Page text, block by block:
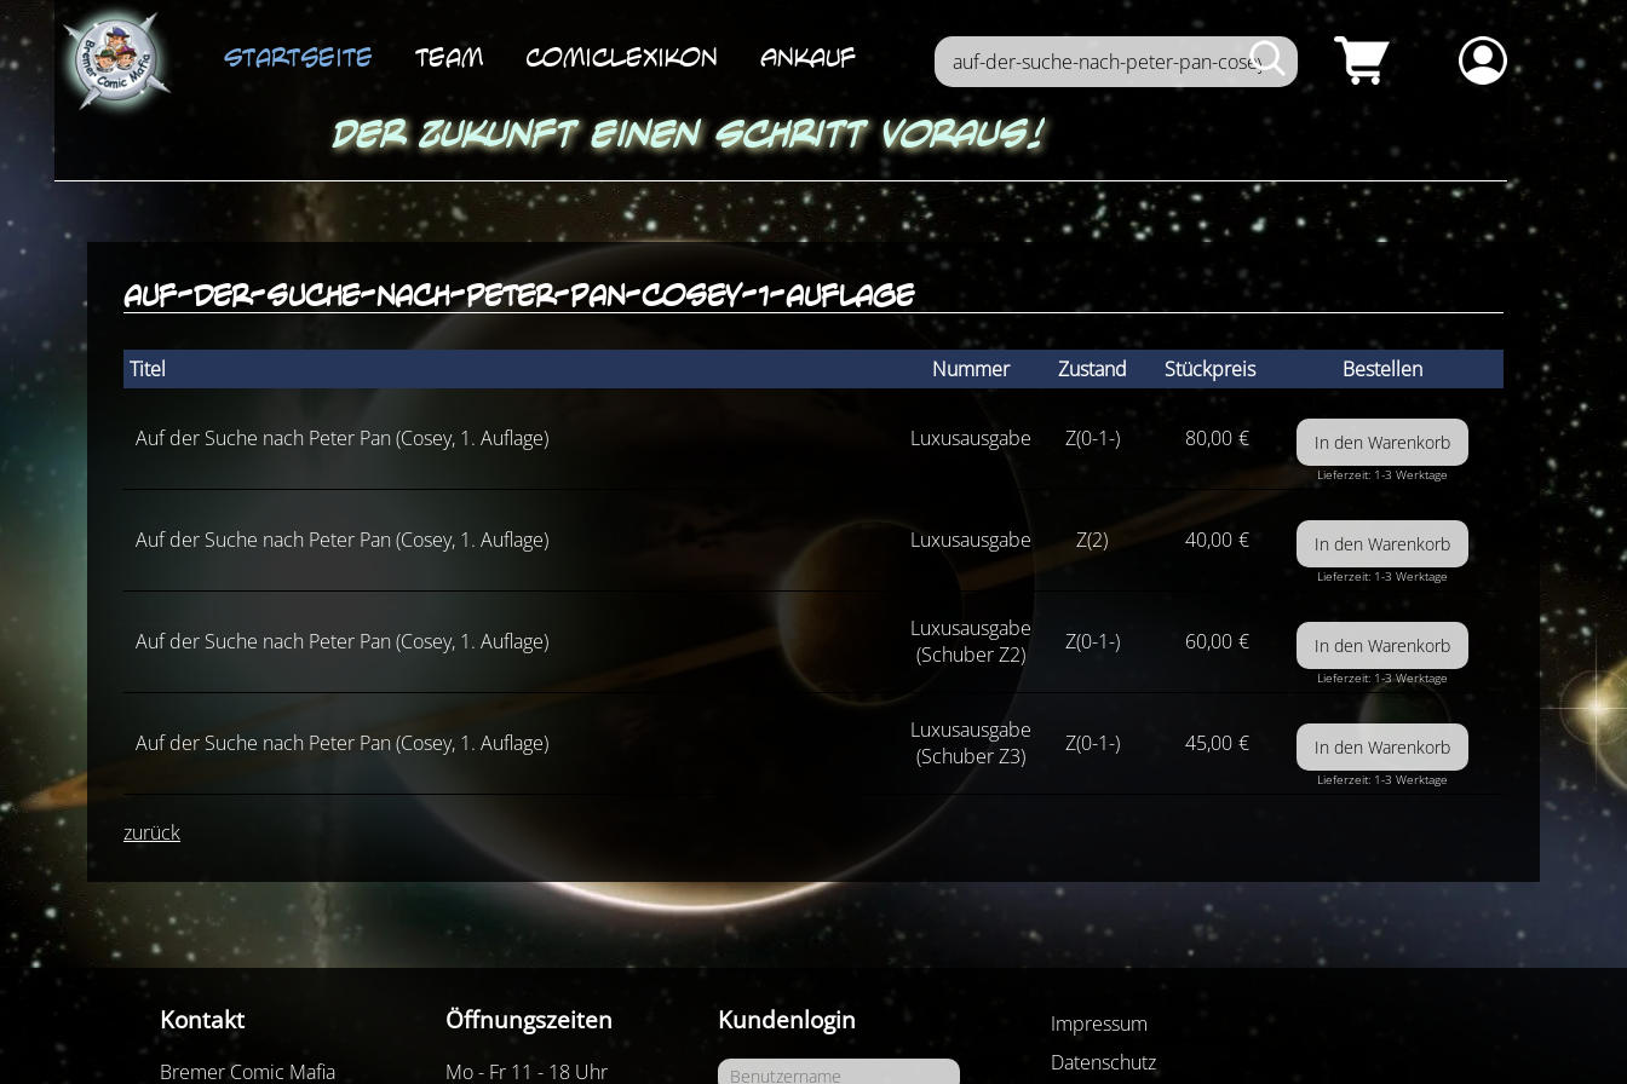
Startseite Team ComicLexikon Ankauf
Der Zukunft einen Schritt voraus!
auf-der-suche-nach-peter-pan-cosey-1-auflage
Titel Nummer Zustand Stückpreis Bestellen
Auf der Suche nach Peter Pan (Cosey, 1. Auflage) Luxusausgabe Z(0-1-) 80,00 €
Lieferzeit: 1-3 Werktage
Auf der Suche nach Peter Pan (Cosey, 1. Auflage) Luxusausgabe Z(2) 40,00 €
Lieferzeit: 1-3 Werktage
Auf der Suche nach Peter Pan (Cosey, 1. Auflage)
Luxusausgabe
(Schuber Z2)
Z(0-1-) 60,00 €
Lieferzeit: 1-3 Werktage
Auf der Suche nach Peter Pan (Cosey, 1. Auflage)
Luxusausgabe
(Schuber Z3)
Z(0-1-) 45,00 €
Lieferzeit: 1-3 Werktage
zurück
Kontakt
Bremer Comic Mafia
Öffnungszeiten
Mo - Fr 11 - 18 Uhr
Kundenlogin
Impressum
Datenschutz